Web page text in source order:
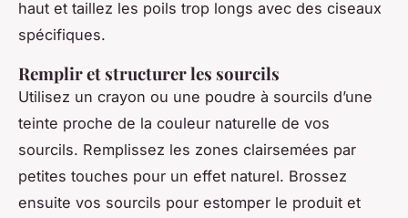
haut et taillez les poils trop longs avec des ciseaux
spécifiques.
Remplir et structurer les sourcils
Utilisez un crayon ou une poudre à sourcils d’une
teinte proche de la couleur naturelle de vos
sourcils. Remplissez les zones clairsemées par
petites touches pour un effet naturel. Brossez
ensuite vos sourcils pour estomper le produit et